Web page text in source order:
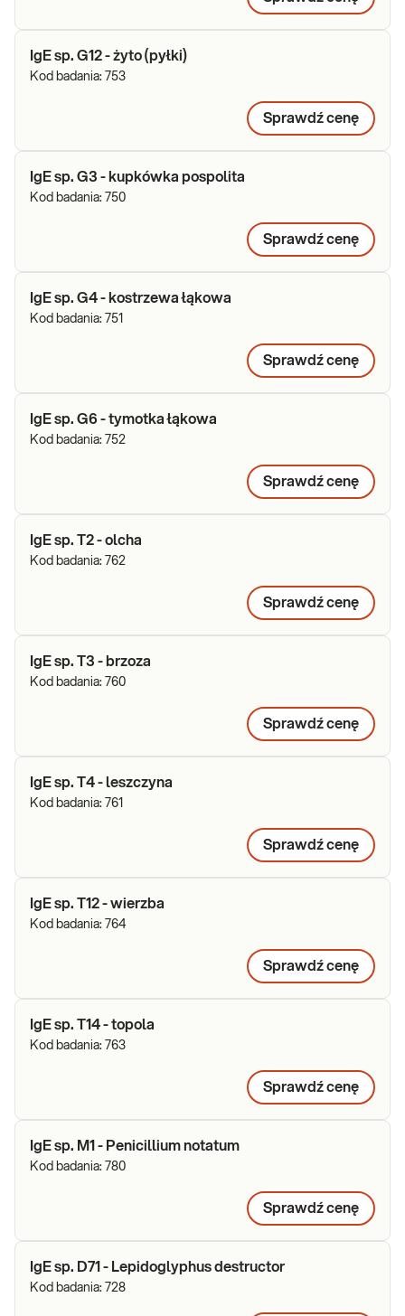
IgE sp. G12 - żyto (pyłki)
Kod badania: 753
Sprawdź cenę
IgE sp. G3 - kupkówka pospolita
Kod badania: 750
Sprawdź cenę
IgE sp. G4 - kostrzewa łąkowa
Kod badania: 751
Sprawdź cenę
IgE sp. G6 - tymotka łąkowa
Kod badania: 752
Sprawdź cenę
IgE sp. T2 - olcha
Kod badania: 762
Sprawdź cenę
IgE sp. T3 - brzoza
Kod badania: 760
Sprawdź cenę
IgE sp. T4 - leszczyna
Kod badania: 761
Sprawdź cenę
IgE sp. T12 - wierzba
Kod badania: 764
Sprawdź cenę
IgE sp. T14 - topola
Kod badania: 763
Sprawdź cenę
IgE sp. M1 - Penicillium notatum
Kod badania: 780
Sprawdź cenę
IgE sp. D71 - Lepidoglyphus destructor
Kod badania: 728